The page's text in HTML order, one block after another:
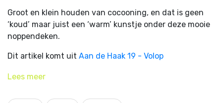
Groot en klein houden van cocooning, en dat is geen
‘koud’ maar juist een ‘warm’ kunstje onder deze mooie
noppendeken.
Dit artikel komt uit Aan de Haak 19 - Volop
Krabbendam.
Lees meer